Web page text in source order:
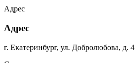
Адрес
Адрес
г. Екатеринбург, ул. Добролюбова, д. 4